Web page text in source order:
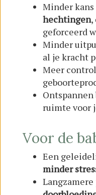
Minder
hechtingen,
geforceerd
Minder
al je kracht
Meer
ruimte voor
Voor de
Een
minder